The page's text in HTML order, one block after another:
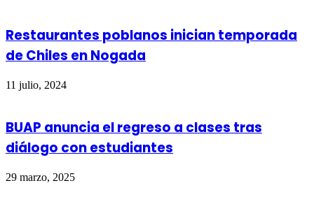
Restaurantes poblanos inician temporada
de Chiles en Nogada
11 julio, 2024
BUAP anuncia el regreso a clases tras
diálogo con estudiantes
29 marzo, 2025